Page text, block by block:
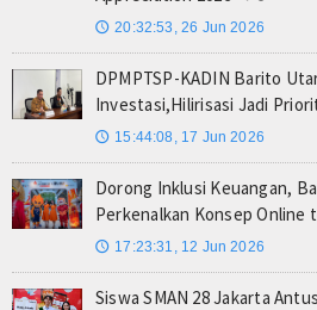
🕔 20:32:53, 26 Jun 2026
DPMPTSP-KADIN Barito
Investasi,Hilirisasi Jadi
🕔 15:44:08, 17 Jun 2026
Dorong Inklusi Keuangan,
Perkenalkan Konsep Online
🕔 17:23:31, 12 Jun 2026
Siswa SMAN 28 Jakarta